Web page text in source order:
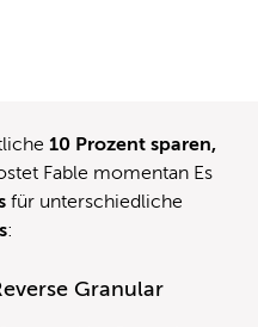
10 Prozent sparen,
Fable momentan Es
für unterschiedliche
:
Granular